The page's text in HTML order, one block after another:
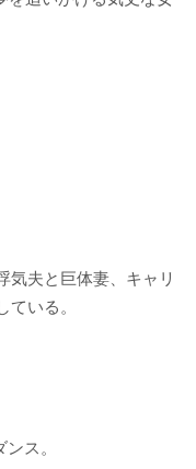
気夫と巨体妻、キャリ
いる。
ス。